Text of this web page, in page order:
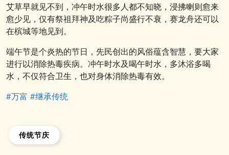
艾草早就见不到，冲午时水很多人都不知晓，浸拂喇则愈来
愈少见，仅有祭祖拜神及吃粽子尚盛行不衰，赛龙舟还可以
在槟城等地见到。
端午节是个炎热的节日，先民创出的风俗蕴含智慧，要大家
进行以消除热毒疾病。冲午时水及喝午时水，多沐浴多喝
水，不仅符合卫生，也对身体消除热毒有效。
#万富 #继承传统
传统节庆